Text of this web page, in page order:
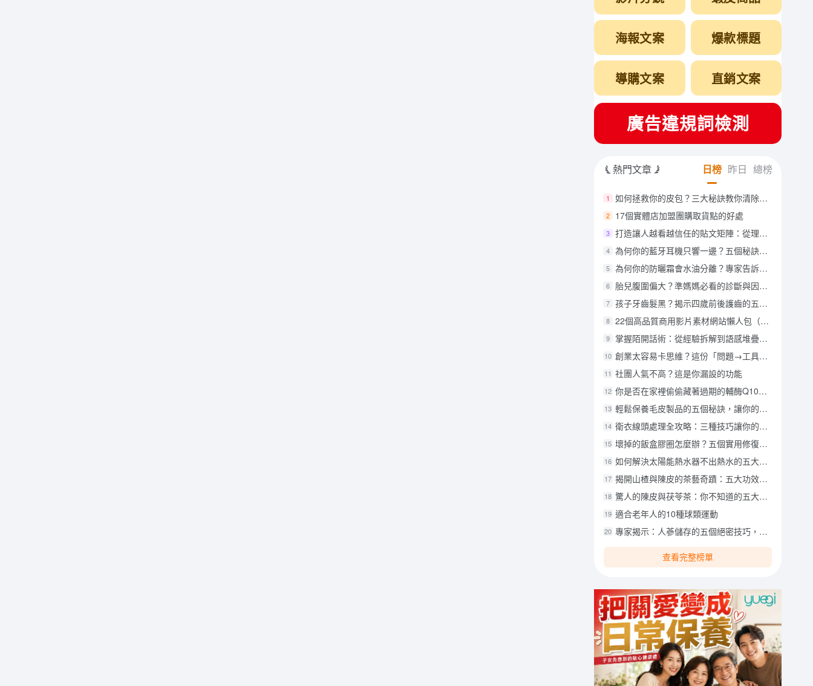
海報文案 爆款標題
導購文案 直銷文案
廣告違規詞檢測
熱門文章 日榜 昨日 總榜
1 如何拯救你的皮包？三大秘訣教你清除水漬，恢復光彩！
2 17個實體店加盟團購取貨點的好處
3 打造讓人越看越信任的貼文矩陣：從理念到工具型內容
4 為何你的藍牙耳機只響一邊？五個秘訣幫你輕鬆解決問題
5 為何你的防曬霜會水油分離？專家告訴你如何安全使用及避免皮膚困擾！
6 胎兒腹圍偏大？準媽媽必看的診斷與因應指南！
7 孩子牙齒髮黑？揭示四歲前後護齒的五個關鍵策略
8 22個高品質商用影片素材網站懶人包（免費＋付費推薦）
9 掌握陌開話術：從經驗拆解到語感堆疊的全攻略
10 創業太容易卡思維？這份「問題→工具→解法思考表」讓你立刻轉彎
11 社團人氣不高？這是你漏設的功能
12 你是否在家裡偷偷藏著過期的輔酶Q10？揭秘這些潛在的健康風險！
13 輕鬆保養毛皮製品的五個秘訣，讓你的愛物如新！
14 衛衣線頭處理全攻略：三種技巧讓你的衣服保持完美無瑕
15 壞掉的飯盒膠圈怎麼辦？五個實用修復技巧讓你的飯盒重獲新生！
16 如何解決太陽能熱水器不出熱水的五大常見問題？
17 揭開山楂與陳皮的茶藝奇蹟：五大功效與獨特搭配
18 驚人的陳皮與茯苓茶：你不知道的五大健康益處
19 適合老年人的10種球類運動
20 專家揭示：人蔘儲存的五個絕密技巧，讓您避免新鮮度喪失與變質！
查看完整榜單